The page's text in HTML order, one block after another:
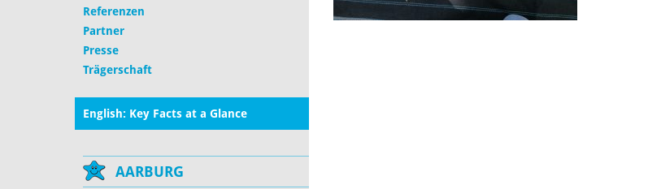
Referenzen
Partner
Presse
Trägerschaft
English: Key Facts at a Glance
AARBURG